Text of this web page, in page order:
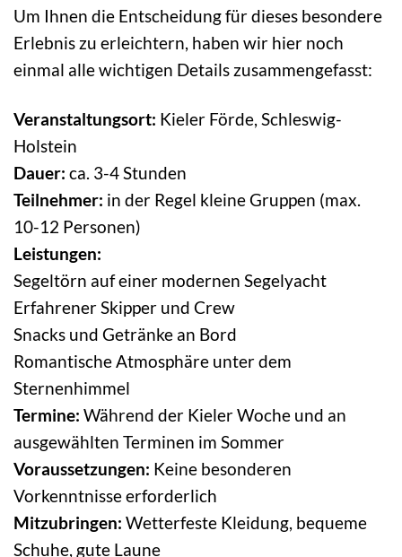
Um Ihnen die Entscheidung für dieses besondere
Erlebnis zu erleichtern, haben wir hier noch
einmal alle wichtigen Details zusammengefasst:
Veranstaltungsort: Kieler Förde, Schleswig-
Holstein
Dauer: ca. 3-4 Stunden
Teilnehmer: in der Regel kleine Gruppen (max.
10-12 Personen)
Leistungen:
Segeltörn auf einer modernen Segelyacht
Erfahrener Skipper und Crew
Snacks und Getränke an Bord
Romantische Atmosphäre unter dem
Sternenhimmel
Termine: Während der Kieler Woche und an
ausgewählten Terminen im Sommer
Voraussetzungen: Keine besonderen
Vorkenntnisse erforderlich
Mitzubringen: Wetterfeste Kleidung, bequeme
Schuhe, gute Laune